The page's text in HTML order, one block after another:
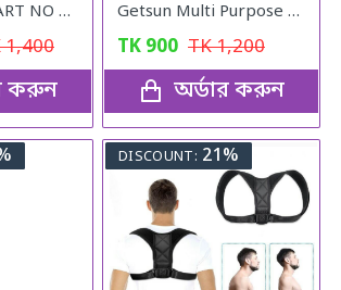
Self Defence ART NO 801
1,400
করুন
Getsun Multi Purpose Foam Cleaner
TK 900 TK1,200
অর্ডার করুন
DISCOUNT: 21%